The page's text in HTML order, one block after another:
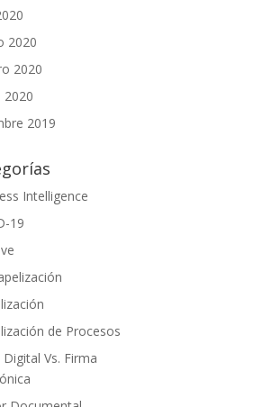
2020
2020
2020
2019
Intelligence
19
de Procesos
Digital Vs. Firma